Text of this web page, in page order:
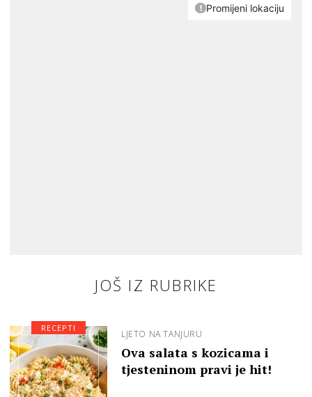
JOŠ IZ RUBRIKE
LJETO NA TANJURU
Ova salata s kozicama i
tjesteninom pravi je hit!
RECEPTI